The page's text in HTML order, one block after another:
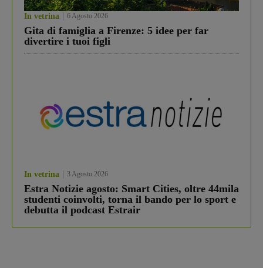
In vetrina 6 Agosto 2026
Gita di famiglia a Firenze: 5 idee per far
divertire i tuoi figli
In vetrina 3 Agosto 2026
Estra Notizie agosto: Smart Cities, oltre 44mila
studenti coinvolti, torna il bando per lo sport e
debutta il podcast Estrair